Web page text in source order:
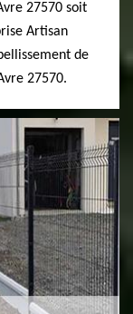
27570 soit
Artisan
de
27570.